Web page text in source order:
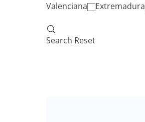
Valenciana
Extremadura
Search Reset